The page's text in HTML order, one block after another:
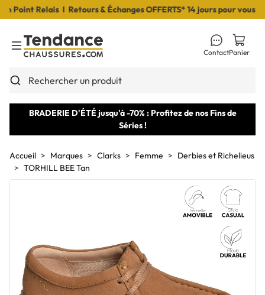
Relais I Retours & Échanges OFFERTS* 14 jours pour vous
Toggle Menu
Rechercher un produit
ContactPanier
BRADERIE D'ÉTÉ jusqu'à -70% : Profitez de nos Fins de
Séries !
Accueil Marques Clarks Femme
Derbies et Richelieus
TORHILL BEE Tan